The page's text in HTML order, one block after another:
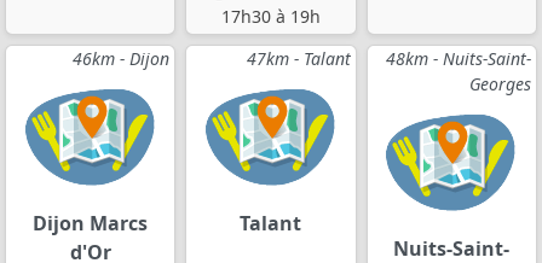
17h30 à 19h
46km - Dijon
Dijon Marcs
d'Or
47km - Talant
Talant
48km - Nuits-Saint-
Georges
Nuits-Saint-